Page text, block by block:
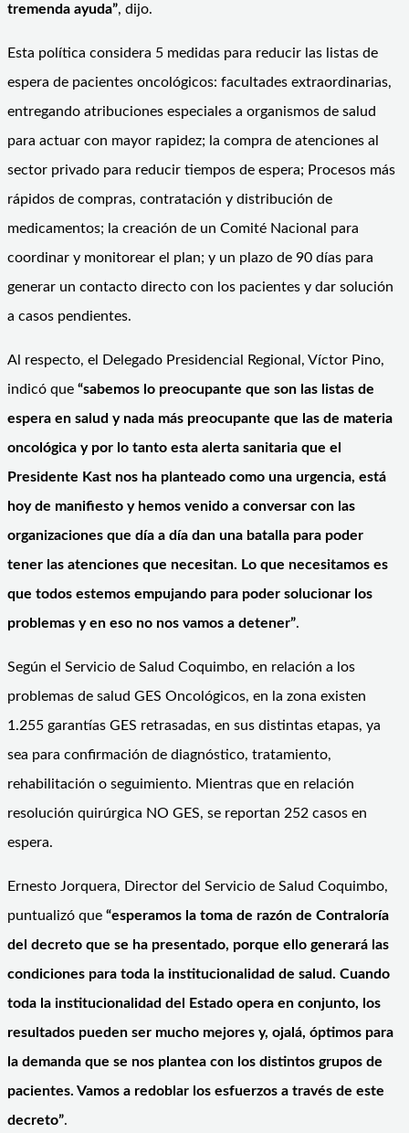
tremenda ayuda”, dijo.
Esta política considera 5 medidas para reducir las listas de
espera de pacientes oncológicos: facultades extraordinarias,
entregando atribuciones especiales a organismos de salud
para actuar con mayor rapidez; la compra de atenciones al
sector privado para reducir tiempos de espera; Procesos más
rápidos de compras, contratación y distribución de
medicamentos; la creación de un Comité Nacional para
coordinar y monitorear el plan; y un plazo de 90 días para
generar un contacto directo con los pacientes y dar solución
a casos pendientes.
Al respecto, el Delegado Presidencial Regional, Víctor Pino,
indicó que “sabemos lo preocupante que son las listas de
espera en salud y nada más preocupante que las de materia
oncológica y por lo tanto esta alerta sanitaria que el
Presidente Kast nos ha planteado como una urgencia, está
hoy de manifiesto y hemos venido a conversar con las
organizaciones que día a día dan una batalla para poder
tener las atenciones que necesitan. Lo que necesitamos es
que todos estemos empujando para poder solucionar los
problemas y en eso no nos vamos a detener”.
Según el Servicio de Salud Coquimbo, en relación a los
problemas de salud GES Oncológicos, en la zona existen
1.255 garantías GES retrasadas, en sus distintas etapas, ya
sea para confirmación de diagnóstico, tratamiento,
rehabilitación o seguimiento. Mientras que en relación
resolución quirúrgica NO GES, se reportan 252 casos en
espera.
Ernesto Jorquera, Director del Servicio de Salud Coquimbo,
puntualizó que “esperamos la toma de razón de Contraloría
del decreto que se ha presentado, porque ello generará las
condiciones para toda la institucionalidad de salud. Cuando
toda la institucionalidad del Estado opera en conjunto, los
resultados pueden ser mucho mejores y, ojalá, óptimos para
la demanda que se nos plantea con los distintos grupos de
pacientes. Vamos a redoblar los esfuerzos a través de este
decreto”.